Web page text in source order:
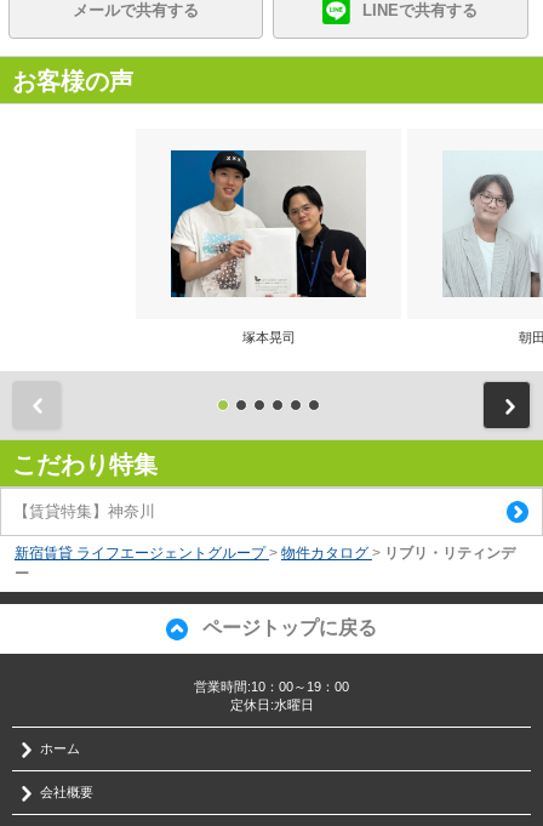
メールで共有する LINEで共有する
お客様の声
塚本晃司 朝
こだわり特集
【賃貸特集】神奈川
新宿賃貸 ライフエージェントグループ > 物件カタログ > リブリ・リティンデ
ー
ページトップに戻る
営業時間:10：00～19：00
定休日:水曜日
ホーム
会社概要